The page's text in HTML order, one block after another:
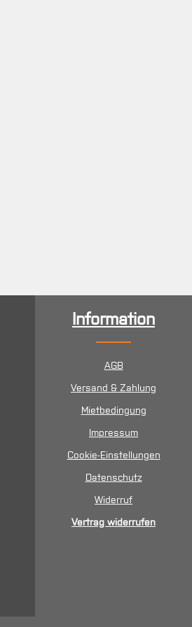
Information
AGB
Versand & Zahlung
Mietbedingung
Impressum
Cookie-Einstellungen
Datenschutz
Widerruf
Vertrag widerrufen